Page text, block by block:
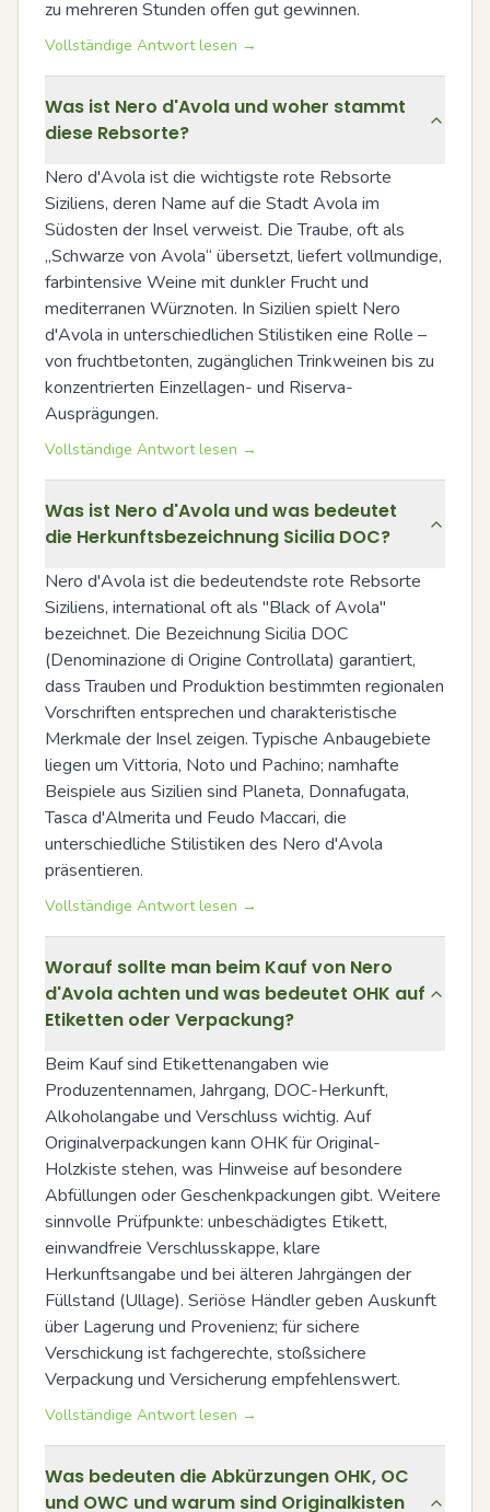
zu mehreren Stunden offen gut gewinnen.
Vollständige Antwort lesen →
Was ist Nero d'Avola und woher stammt
diese Rebsorte?
Nero d'Avola ist die wichtigste rote Rebsorte
Siziliens, deren Name auf die Stadt Avola im
Südosten der Insel verweist. Die Traube, oft als
„Schwarze von Avola“ übersetzt, liefert vollmundige,
farbintensive Weine mit dunkler Frucht und
mediterranen Würznoten. In Sizilien spielt Nero
d'Avola in unterschiedlichen Stilistiken eine Rolle –
von fruchtbetonten, zugänglichen Trinkweinen bis zu
konzentrierten Einzellagen- und Riserva-
Ausprägungen.
Vollständige Antwort lesen →
Was ist Nero d'Avola und was bedeutet
die Herkunftsbezeichnung Sicilia DOC?
Nero d'Avola ist die bedeutendste rote Rebsorte
Siziliens, international oft als "Black of Avola"
bezeichnet. Die Bezeichnung Sicilia DOC
(Denominazione di Origine Controllata) garantiert,
dass Trauben und Produktion bestimmten regionalen
Vorschriften entsprechen und charakteristische
Merkmale der Insel zeigen. Typische Anbaugebiete
liegen um Vittoria, Noto und Pachino; namhafte
Beispiele aus Sizilien sind Planeta, Donnafugata,
Tasca d'Almerita und Feudo Maccari, die
unterschiedliche Stilistiken des Nero d'Avola
präsentieren.
Vollständige Antwort lesen →
Worauf sollte man beim Kauf von Nero
d'Avola achten und was bedeutet OHK auf
Etiketten oder Verpackung?
Beim Kauf sind Etikettenangaben wie
Produzentennamen, Jahrgang, DOC-Herkunft,
Alkoholangabe und Verschluss wichtig. Auf
Originalverpackungen kann OHK für Original-
Holzkiste stehen, was Hinweise auf besondere
Abfüllungen oder Geschenkpackungen gibt. Weitere
sinnvolle Prüfpunkte: unbeschädigtes Etikett,
einwandfreie Verschlusskappe, klare
Herkunftsangabe und bei älteren Jahrgängen der
Füllstand (Ullage). Seriöse Händler geben Auskunft
über Lagerung und Provenienz; für sichere
Verschickung ist fachgerechte, stoßsichere
Verpackung und Versicherung empfehlenswert.
Vollständige Antwort lesen →
Was bedeuten die Abkürzungen OHK, OC
und OWC und warum sind Originalkisten